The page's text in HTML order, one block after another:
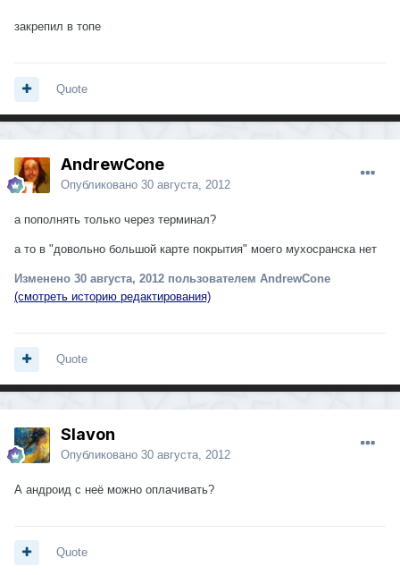
закрепил в топе
Quote
AndrewCone
Опубликовано 30 августа, 2012
а пополнять только через терминал?
а то в "довольно большой карте покрытия" моего мухосpaнска нет
Изменено 30 августа, 2012 пользователем AndrewCone
(смотреть историю редактирования)
Quote
Slavon
Опубликовано 30 августа, 2012
А андроид с неё можно оплачивать?
Quote